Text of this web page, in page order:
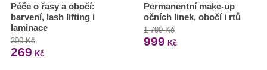
Péče o řasy a obočí:
barvení, lash lifting i
laminace
300 Kč
269 Kč
Permanentní make-up
očních linek, obočí i rtů
1 700 Kč
999 Kč